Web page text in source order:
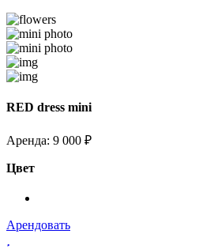
RED dress mini
Аренда: 9 000 ₽
Цвет
Арендовать